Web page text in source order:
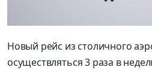
Новый рейс из столичного
осуществляться 3 раза в